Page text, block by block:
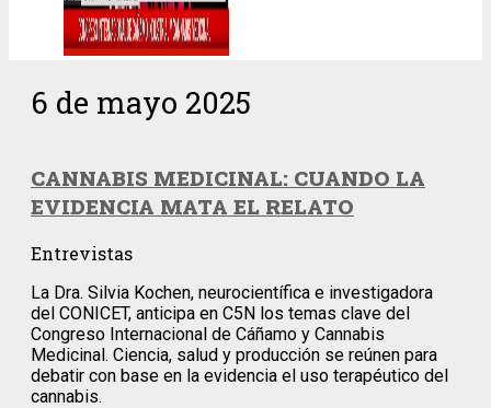
6 de mayo 2025
CANNABIS MEDICINAL: CUANDO LA
EVIDENCIA MATA EL RELATO
Entrevistas
La Dra. Silvia Kochen, neurocientífica e investigadora
del CONICET, anticipa en C5N los temas clave del
Congreso Internacional de Cáñamo y Cannabis
Medicinal. Ciencia, salud y producción se reúnen para
debatir con base en la evidencia el uso terapéutico del
cannabis.